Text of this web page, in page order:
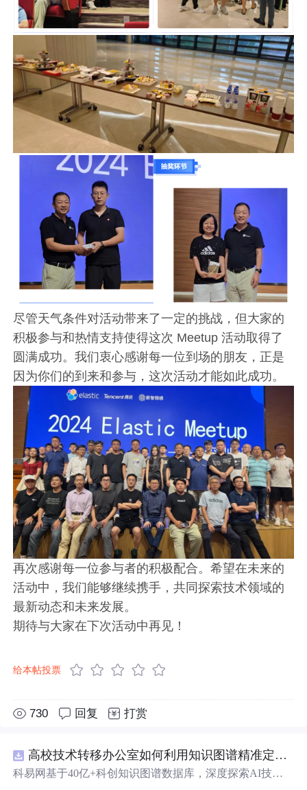
尽管天气条件对活动带来了一定的挑战，但大家的
积极参与和热情支持使得这次 Meetup 活动取得了
圆满成功。我们衷心感谢每一位到场的朋友，正是
因为你们的到来和参与，这次活动才能如此成功。
再次感谢每一位参与者的积极配合。希望在未来的
活动中，我们能够继续携手，共同探索技术领域的
最新动态和未来发展。
期待与大家在下次活动中再见！
给本帖投票
730 回复 打赏
高校技术转移办公室如何利用知识图谱精准定位产业需求与技术适配点？.docx
科易网基于40亿+科创知识图谱数据库，深度探索AI技术